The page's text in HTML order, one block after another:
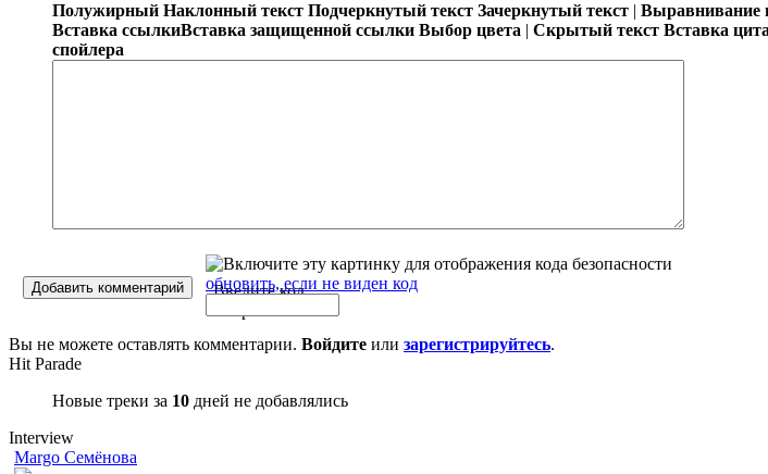
Полужирный Наклонный текст Подчеркнутый текст Зачеркнутый текст | Выравнивание
Вставка ссылкиВставка защищенной ссылки Выбор цвета | Скрытый текст Вставка
спойлера
Добавить комментарий
Введите код
обновить, если не виден код
Вы не можете оставлять комментарии. Войдите или зарегистрируйтесь.
Hit Parade
Новые треки за 10 дней не добавлялись
Interview
Margo Семёнова